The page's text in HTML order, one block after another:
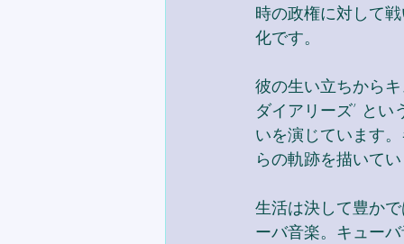
時の政権に対して
化です。
彼の生い立ちから
ダイアリーズ’ と
いを演じています
らの軌跡を描いて
生活は決して豊か
ーバ音楽。キュー